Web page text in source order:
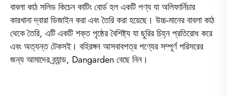
বাবলা কাঠ সলিড কিচেন কাটিং বোর্ড হল একটি পণ্য যা অলিফার্নিচার
কারখানা দ্বারা ডিজাইন করা এবং তৈরি করা হয়েছে। উচ্চ-মানের বাবলা কাঠ
থেকে তৈরি, এটি একটি শক্ত পৃষ্ঠের বৈশিষ্ট্য যা ছুরির চিহ্ন প্রতিরোধ করে
এবং অত্যন্ত টেকসই। বহিরঙ্গন আসবাবপত্র পণ্যের সম্পূর্ণ পরিসরের
জন্য আমাদের ব্র্যান্ড, Dangarden বেছে নিন।